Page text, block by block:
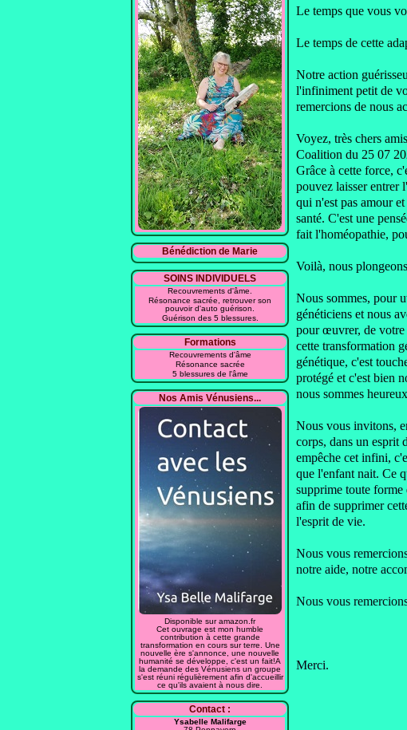
Bénédiction de Marie
SOINS INDIVIDUELS
Recouvrements d'âme.
Résonance sacrée, retrouver son
pouvoir d'auto guérison.
Guérison des 5 blessures.
Formations
Recouvrements d'âme
Résonance sacrée
5 blessures de l'âme
Nos Amis Vénusiens...
Disponible sur amazon.fr
Cet ouvrage est mon humble
contribution à cette grande
transformation en cours sur terre. Une
nouvelle ère s'annonce, une nouvelle
humanité se développe, c'est un fait!A
la demande des Vénusiens un groupe
s'est réuni régulièrement afin d'accueillir
ce qu'ils avaient à nous dire.
Contact :
Ysabelle Malifarge
Le temps que vous
Le temps de cette
Notre action
l'infiniment petit de
remercions de nous
Voyez, très chers
Coalition du 25 07
Grâce à cette force,
pouvez laisser entrer l
qui n'est pas amour
santé. C'est une
fait l'homéopathie, p
Voilà, nous
Nous sommes, pour
généticiens et nous
pour œuvrer, de
cette transformation
génétique, c'est
protégé et c'est bien
nous sommes
Nous vous invitons,
corps, dans un esprit
empêche cet infini,
que l'enfant nait. Ce
supprime toute forme
afin de supprimer
l'esprit de vie.
Nous vous
notre aide, notre
Nous vous
Merci.